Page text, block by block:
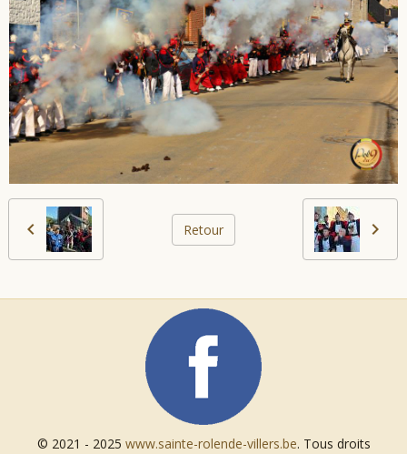
Retour
© 2021 - 2025 www.sainte-rolende-villers.be. Tous droits